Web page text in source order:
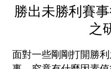
勝出未勝利賽
之
面對一些剛剛打開勝